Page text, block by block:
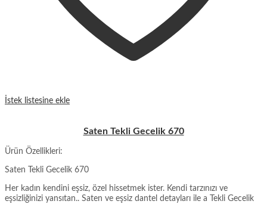
İstek listesine ekle
Saten Tekli Gecelik 670
Ürün Özellikleri:
Saten Tekli Gecelik 670
Her kadın kendini eşsiz, özel hissetmek ister. Kendi tarzınızı ve
eşsizliğinizi yansıtan.. Saten ve eşsiz dantel detayları ile a Tekli Gecelik